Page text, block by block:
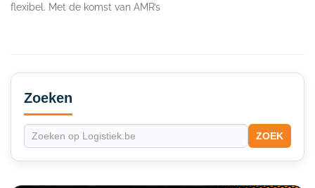
flexibel. Met de komst van AMR’s
Secondary
Sidebar
Zoeken
ZOEK